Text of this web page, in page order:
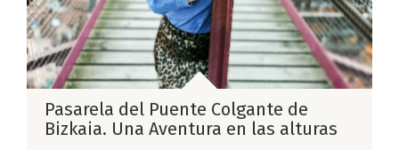
Pasarela del Puente Colgante de
Bizkaia. Una Aventura en las alturas